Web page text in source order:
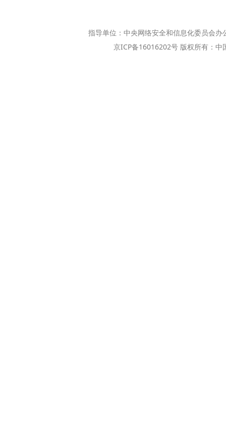
指导单位：中央网络安全和信息化委员会
京ICP备16016202号 版权所有：